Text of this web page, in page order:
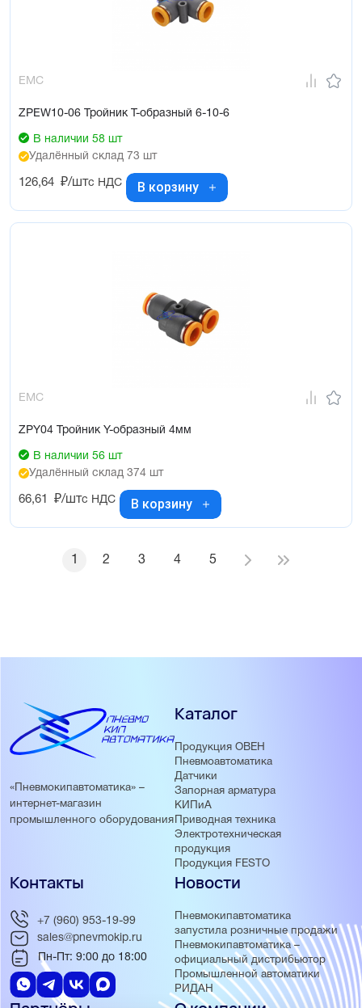
EMC
ZPEW10-06 Тройник Т-образный 6-10-6
В наличии 58 шт
Удалённый склад 73 шт
126,64 ₽/штс НДС В корзину
EMC
ZPY04 Тройник Y-образный 4мм
В наличии 56 шт
Удалённый склад 374 шт
66,61 ₽/штс НДС В корзину
1 2 3 4 5
«Пневмокипавтоматика» –
интернет-магазин
промышленного оборудования
Каталог
Продукция ОВЕН
Пневмоавтоматика
Датчики
Запорная арматура
КИПиА
Приводная техника
Электротехническая
продукция
Продукция FESTO
Новости
Пневмокипавтоматика
запустила розничные продажи
Пневмокипавтоматика –
официальный дистрибьютор
Промышленной автоматики
РИДАН
Контакты
+7 (960) 953-19-99
sales@pnevmokip.ru
Пн-Пт: 9:00 до 18:00